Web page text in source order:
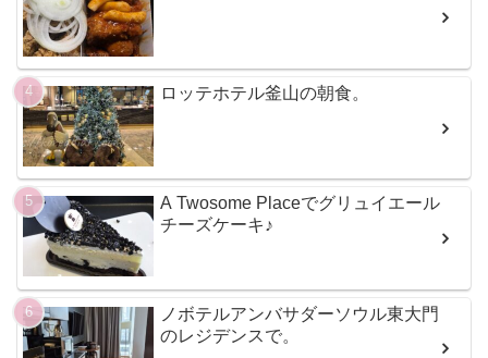
ロッテホテル釜山の朝食。
A Twosome Placeでグリュイエール
チーズケーキ♪
ノボテルアンバサダーソウル東大門
のレジデンスで。